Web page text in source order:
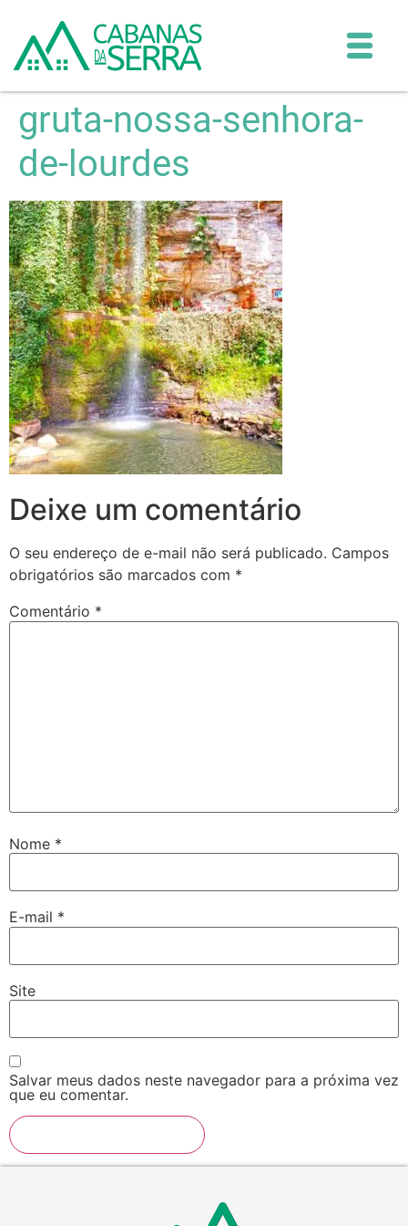
gruta-nossa-senhora-
de-lourdes
Deixe um comentário
O seu endereço de e-mail não será publicado. Campos
obrigatórios são marcados com *
Comentário *
Nome *
E-mail *
Site
Salvar meus dados neste navegador para a próxima vez
que eu comentar.